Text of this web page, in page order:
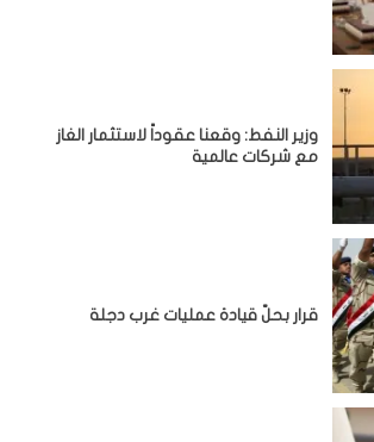
وزير النفط: وقعنا عقوداً لاستثمار الغاز
مع شركات عالمية
قرار بحلّ قيادة عمليات غرب دجلة